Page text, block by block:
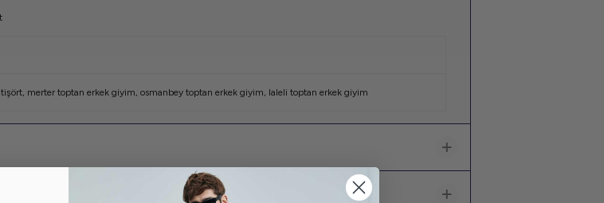
, merter toptan erkek giyim, osmanbey toptan erkek giyim, laleli toptan erkek giyim